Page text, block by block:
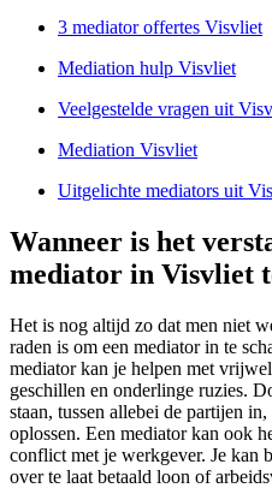
3 mediator offertes Visvliet
Mediation hulp Visvliet
Veelgestelde vragen uit
Mediation Visvliet
Uitgelichte mediators uit
Wanneer is het
mediator in Visvliet
Het is nog altijd zo dat men niet
raden is om een mediator in te
mediator kan je helpen met
geschillen en onderlinge ruzies.
staan, tussen allebei de partijen
oplossen. Een mediator kan ook
conflict met je werkgever. Je kan
over te laat betaald loon of